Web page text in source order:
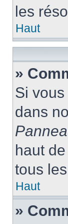
les
Haut
»
Si
dans
haut
tous
Haut
»